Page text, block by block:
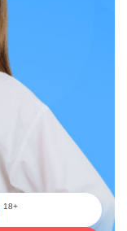
18+